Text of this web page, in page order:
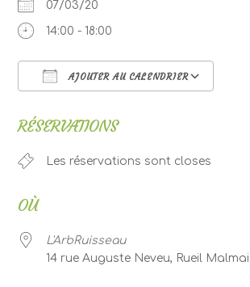
07/03/20
14:00 - 18:00
AJOUTER AU CALENDRIER
RÉSERVATIONS
Les réservations sont closes
OÙ
L'ArbRuisseau
14 rue Auguste Neveu, Rueil